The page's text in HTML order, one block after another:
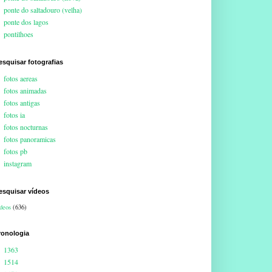
ponte do saltadouro (velha)
ponte dos lagos
pontilhoes
fotografias
fotos aereas
fotos animadas
fotos antigas
fotos ia
fotos nocturnas
fotos panoramicas
fotos pb
instagram
vídeos
(636)
1363
1514